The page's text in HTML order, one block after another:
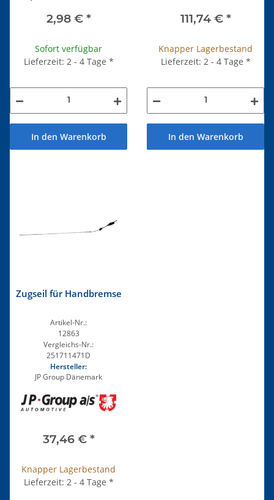
2,98 € *
Sofort verfügbar
Lieferzeit: 2 - 4 Tage *
In den Warenkorb
111,74 € *
Knapper Lagerbestand
Lieferzeit: 2 - 4 Tage *
In den Warenkorb
Zugseil für Handbremse
Artikel-Nr.:
12863
Vergleichs-Nr.:
251711471D
Hersteller:
JP Group Dänemark
37,46 € *
Knapper Lagerbestand
Lieferzeit: 2 - 4 Tage *